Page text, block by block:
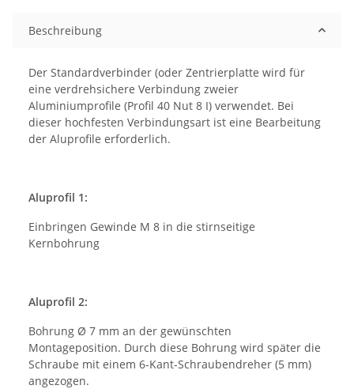
Beschreibung
Der Standardverbinder (oder Zentrierplatte wird für
eine verdrehsichere Verbindung zweier
Aluminiumprofile (Profil 40 Nut 8 I) verwendet. Bei
dieser hochfesten Verbindungsart ist eine Bearbeitung
der Aluprofile erforderlich.
Aluprofil 1:
Einbringen Gewinde M 8 in die stirnseitige
Kernbohrung
Aluprofil 2:
Bohrung Ø 7 mm an der gewünschten
Montageposition. Durch diese Bohrung wird später die
Schraube mit einem 6-Kant-Schraubendreher (5 mm)
angezogen.